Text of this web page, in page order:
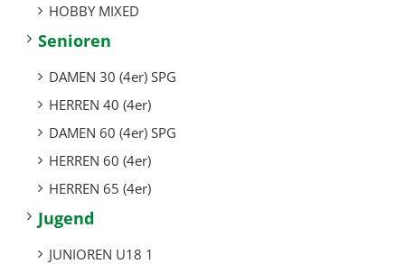
HOBBY MIXED
Senioren
DAMEN 30 (4er) SPG
HERREN 40 (4er)
DAMEN 60 (4er) SPG
HERREN 60 (4er)
HERREN 65 (4er)
Jugend
JUNIOREN U18 1